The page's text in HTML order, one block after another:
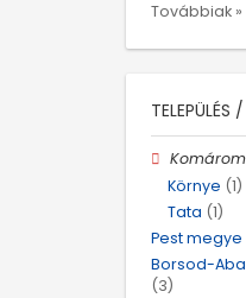
Továbbiak »
TELEPÜLÉS
Környe (1)
Tata (1)
Pest megye
Borsod-
(3)